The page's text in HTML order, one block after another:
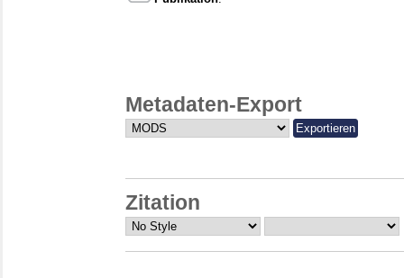
Metadaten-Export
Zitation